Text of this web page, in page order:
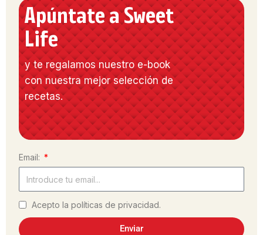
Apúntate a Sweet
Life
y te regalamos nuestro e-book
con nuestra mejor selección de
recetas.
Email:
Acepto la políticas de privacidad.
Enviar